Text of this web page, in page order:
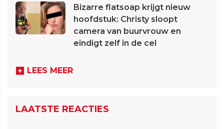
Bizarre flatsoap krijgt nieuw
hoofdstuk: Christy sloopt
camera van buurvrouw en
eindigt zelf in de cel
LEES MEER
LAATSTE REACTIES